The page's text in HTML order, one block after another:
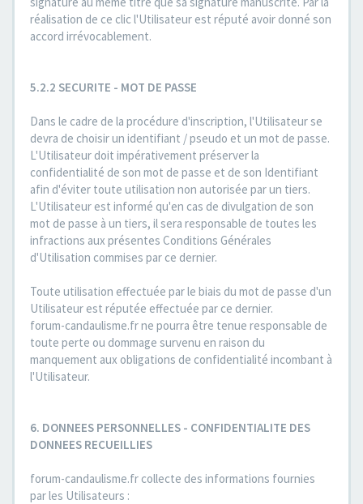
réalisation de ce clic l'Utilisateur est réputé avoir donné son
accord irrévocablement.
5.2.2 SECURITE - MOT DE PASSE
Dans le cadre de la procédure d'inscription, l'Utilisateur se
devra de choisir un identifiant / pseudo et un mot de passe.
L'Utilisateur doit impérativement préserver la
confidentialité de son mot de passe et de son Identifiant
afin d'éviter toute utilisation non autorisée par un tiers.
L'Utilisateur est informé qu'en cas de divulgation de son
mot de passe à un tiers, il sera responsable de toutes les
infractions aux présentes Conditions Générales
d'Utilisation commises par ce dernier.
Toute utilisation effectuée par le biais du mot de passe d'un
Utilisateur est réputée effectuée par ce dernier.
forum-candaulisme.fr ne pourra être tenue responsable de
toute perte ou dommage survenu en raison du
manquement aux obligations de confidentialité incombant à
l'Utilisateur.
6. DONNEES PERSONNELLES - CONFIDENTIALITE DES
DONNEES RECUEILLIES
forum-candaulisme.fr collecte des informations fournies
par les Utilisateurs :